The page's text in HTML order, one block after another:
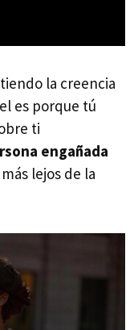
la creencia
es porque tú
ti
engañada
lejos de la